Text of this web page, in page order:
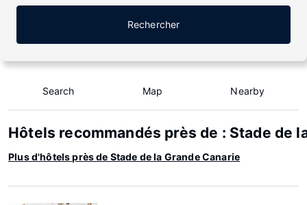
Rechercher
Search Map Nearby
Hôtels recommandés près de : Stade de
Plus d'hôtels près de Stade de la Grande Canarie